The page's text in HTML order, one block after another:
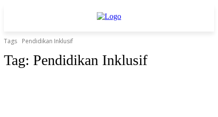
Tags Pendidikan Inklusif
Tag: Pendidikan Inklusif